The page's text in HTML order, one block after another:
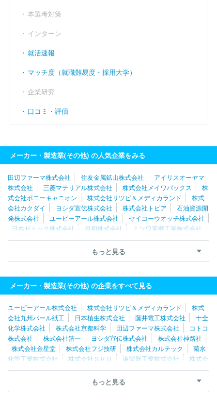
経常利益率 （％）
本選考対策
インターン
就活速報
マッチ度（就職難易度・採用大学）
企業研究
口コミ・評価
メーカー・製造業(その他) の人気企業をみる
田辺ファーマ株式会社 住友金属鉱山株式会社
アイリスオーヤマ
株式会社
三菱マテリアル株式会社 株式会社メイワパックス
株
式会社ポニーキャニオン
株式会社リツビ＆メディカランド
株式
会社カクダイ
ヨシダ宣伝株式会社 株式会社トピア
石油資源開
発株式会社
ユーピーアール株式会社
セイコーウオッチ株式会社
日本ゼトック株式会社
昌和株式会社
ミツワ電機工業株式会社
株式会社浅野
株式会社タイカ 藤井電工株式会社
株式会社エ
日本植生株式会社
式会社リッジワークス
業株式会社
株式会社京都科学 株式会社箔一
もっと見る
メーカー・製造業(その他) の企業をすべて見る
ユーピーアール株式会社 株式会社リツビ＆メディカランド
株式
会社九州パール紙工
日本植生株式会社 藤井電工株式会社
十全
化学株式会社
株式会社京都科学 田辺ファーマ株式会社
コトコ
株式会社
株式会社箔一 ヨシダ宣伝株式会社
株式会社神路社
株式会社金星堂
株式会社フジ技研 株式会社カルテック
菊水
化学工業株式会社
株式会社ＳＲＤ 港製器工業株式会社
株式会
社カクダイ
サンコー株式会社 株式会社トピア
ミツワ電機工業
三和パッキング工業株式会社
東洋アルチタイト産業株
式会社
もっと見る